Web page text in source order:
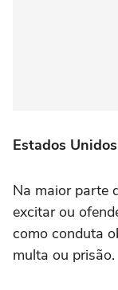
Estados Unidos
Na maior parte
excitar ou
como conduta
multa ou prisão.